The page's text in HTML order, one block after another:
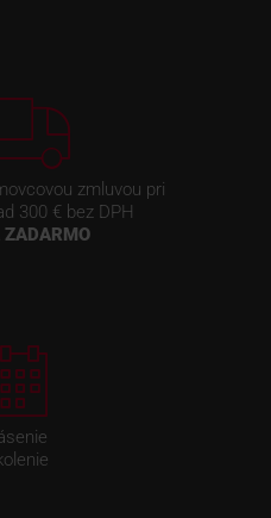
zmluvou pri
300 € bez DPH
ZADARMO